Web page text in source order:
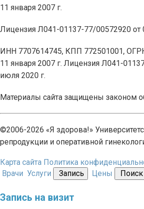
11 января 2007 г.
Лицензия Л041-01137-77/00572920 от
ИНН 7707614745, КПП 772501001,
11 января 2007 г. Лицензия Л041-
июля 2020 г.
Материалы сайта защищены законом
©2006-2026 «Я здорова!»
репродукции и оперативной
Карта сайта Политика
Врачи Услуги Запись Цены Поиск
Запись на визит